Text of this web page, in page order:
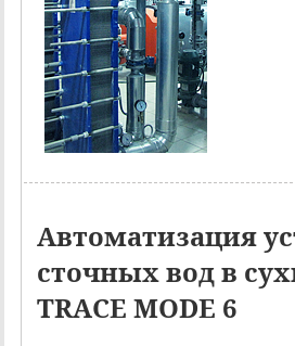
Автоматизация
сточных вод в
TRACE MODE 6